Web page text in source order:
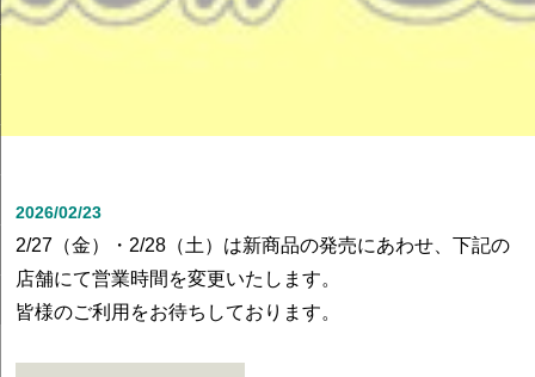
2026/02/23
2/27（金）・2/28（土）は新商品の発売にあわせ、下記の
店舗にて営業時間を変更いたします。
皆様のご利用をお待ちしております。